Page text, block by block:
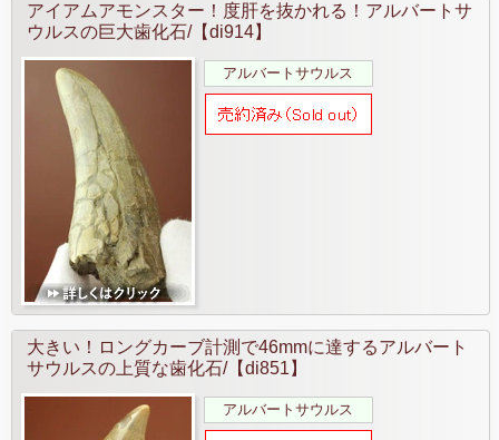
アイアムアモンスター！度肝を抜かれる！アルバートサ
ウルスの巨大歯化石/【di914】
アルバートサウルス
大きい！ロングカーブ計測で46mmに達するアルバート
サウルスの上質な歯化石/【di851】
アルバートサウルス